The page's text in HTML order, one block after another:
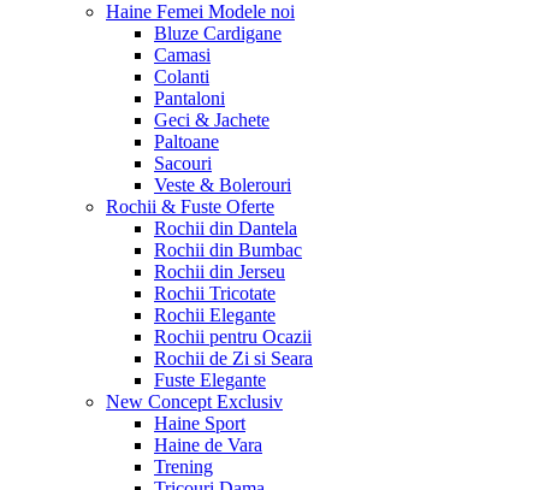
Haine Femei Modele noi
Bluze Cardigane
Camasi
Colanti
Pantaloni
Geci & Jachete
Paltoane
Sacouri
Veste & Bolerouri
Rochii & Fuste Oferte
Rochii din Dantela
Rochii din Bumbac
Rochii din Jerseu
Rochii Tricotate
Rochii Elegante
Rochii pentru Ocazii
Rochii de Zi si Seara
Fuste Elegante
New Concept Exclusiv
Haine Sport
Haine de Vara
Trening